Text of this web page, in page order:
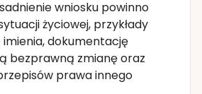
wniosku powinno
życiowej, przykłady
imienia, dokumentację
bezprawną zmianę oraz
prawa innego